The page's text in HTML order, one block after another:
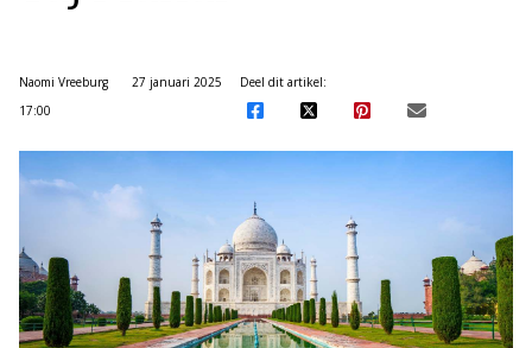
Naomi Vreeburg
27 januari 2025
17:00
Deel dit artikel: